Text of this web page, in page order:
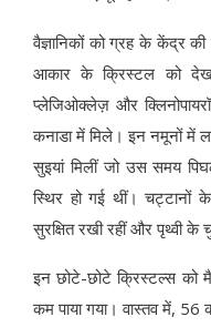
वैज्ञानिकों को ग्रह के केंद्र
आकार के क्रिस्टल को
प्लेजिओक्लेज़ और
कनाडा में मिले। इन नमूनों में
सुइयां मिलीं जो उस समय
स्थिर हो गई थीं। चट्टानों
सुरक्षित रखी रहीं और पृथ्वी के
इन छोटे-छोटे क्रिस्टल्स को
कम पाया गया। वास्तव में,